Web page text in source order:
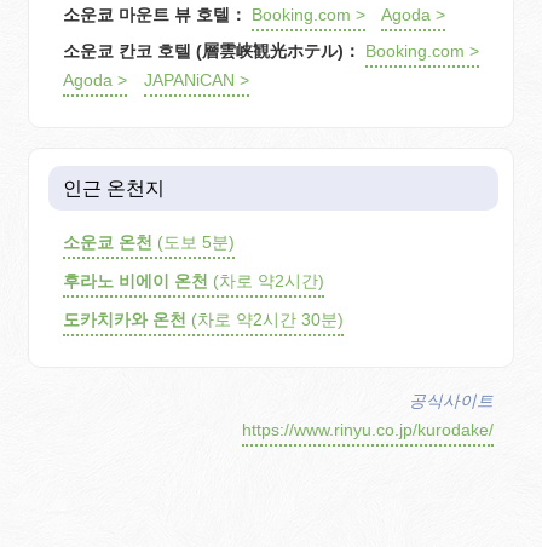
소운쿄 마운트 뷰 호텔：
Booking.com >
Agoda >
소운쿄 칸코 호텔 (層雲峡観光ホテル)：
Booking.com >
Agoda >
JAPANiCAN >
인근 온천지
소운쿄 온천 (도보 5분)
후라노 비에이 온천 (차로 약2시간)
도카치카와 온천 (차로 약2시간 30분)
공식사이트
https://www.rinyu.co.jp/kurodake/